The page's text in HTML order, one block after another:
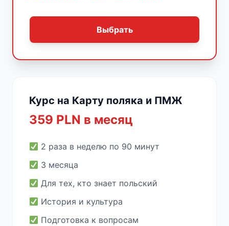
Выбрать
Курс на Карту поляка и ПМЖ
359 PLN в месяц
2 раза в неделю по 90 минут
3 месяца
Для тех, кто знает польский
История и культура
Подготовка к вопросам